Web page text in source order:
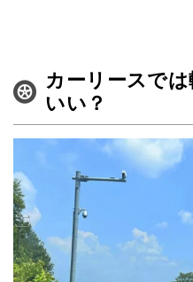
カーリースで
いい？